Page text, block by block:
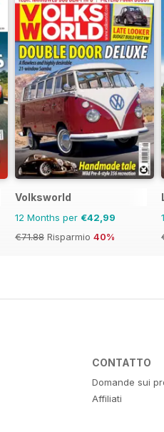
Volksworld
12 Months per €42,99
€71.88 Risparmio 40%
CONTATTO
Domande sui
Affiliati